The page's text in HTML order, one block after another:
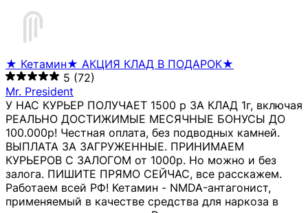
★ Кетамин★ АКЦИЯ КЛАД В ПОДАРОК★
5 (72)
Mr. President
У НАС КУРЬЕР ПОЛУЧАЕТ 1500 р ЗА КЛАД 1г, включая
РЕАЛЬНО ДОСТИЖИМЫЕ МЕСЯЧНЫЕ БОНУСЫ ДО
100.000р! Честная оплата, без подводных камней.
ВЫПЛАТА ЗА ЗАГРУЖЕННЫЕ. ПРИНИМАЕМ
КУРЬЕРОВ С ЗАЛОГОМ от 1000р. Но можно и без
залога. ПИШИТЕ ПРЯМО СЕЙЧАС, все расскажем.
Работаем всей РФ! Кетамин - NMDA-антагонист,
применяемый в качестве средства для наркоза в